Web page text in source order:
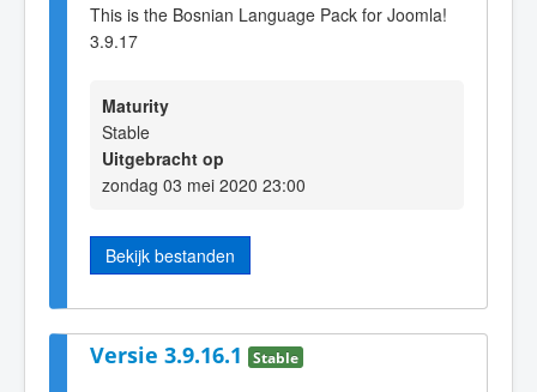
This is the Bosnian Language Pack for Joomla!
3.9.17
Maturity
Stable
Uitgebracht op
zondag 03 mei 2020 23:00
Bekijk bestanden
Versie 3.9.16.1 Stable